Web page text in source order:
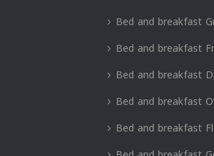
Bed and breakfast
Bed and breakfast
Bed and breakfast
Bed and breakfast
Bed and breakfast